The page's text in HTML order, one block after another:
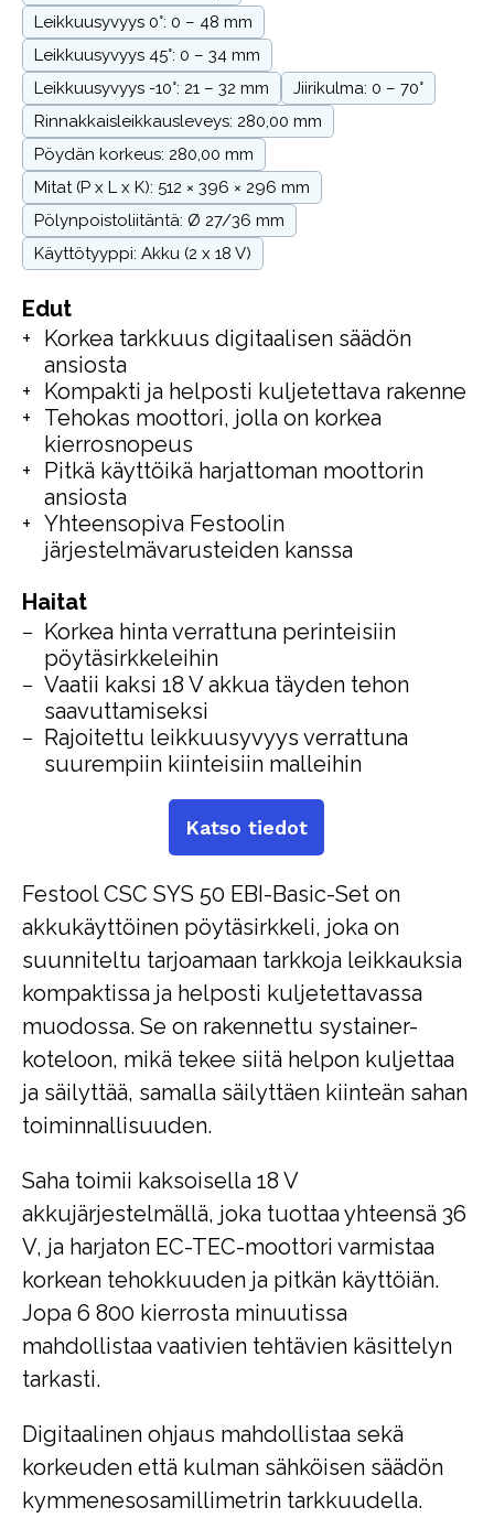
Festool CSC SYS 50 EBI-Basic-Set on
akkukäyttöinen pöytäsirkkeli, joka on
suunniteltu tarjoamaan tarkkoja leikkauksia
kompaktissa ja helposti kuljetettavassa
muodossa. Se on rakennettu systainer-
koteloon, mikä tekee siitä helpon kuljettaa
ja säilyttää, samalla säilyttäen kiinteän sahan
toiminnallisuuden.
Saha toimii kaksoisella 18 V
akkujärjestelmällä, joka tuottaa yhteensä 36
V, ja harjaton EC-TEC-moottori varmistaa
korkean tehokkuuden ja pitkän käyttöiän.
Jopa 6 800 kierrosta minuutissa
mahdollistaa vaativien tehtävien käsittelyn
tarkasti.
Digitaalinen ohjaus mahdollistaa sekä
korkeuden että kulman sähköisen säädön
kymmenesosamillimetrin tarkkuudella.
Edut
Korkea tarkkuus digitaalisen säädön
ansiosta
Kompakti ja helposti kuljetettava rakenne
Tehokas moottori, jolla on korkea
kierrosnopeus
Pitkä käyttöikä harjattoman moottorin
ansiosta
Yhteensopiva Festoolin
järjestelmävarusteiden kanssa
Haitat
Korkea hinta verrattuna perinteisiin
pöytäsirkkeleihin
Vaatii kaksi 18 V akkua täyden tehon
saavuttamiseksi
Rajoitettu leikkuusyvyys verrattuna
suurempiin kiinteisiin malleihin
Leikkuusyvyys 0°: 0 – 48 mm
Leikkuusyvyys 45°: 0 – 34 mm
Leikkuusyvyys -10°: 21 – 32 mm
Jiirikulma: 0 – 70°
Rinnakkaisleikkausleveys: 280,00 mm
Pöydän korkeus: 280,00 mm
Mitat (P x L x K): 512 × 396 × 296 mm
Pölynpoistoliitäntä: Ø 27/36 mm
Käyttötyyppi: Akku (2 x 18 V)
Katso tiedot